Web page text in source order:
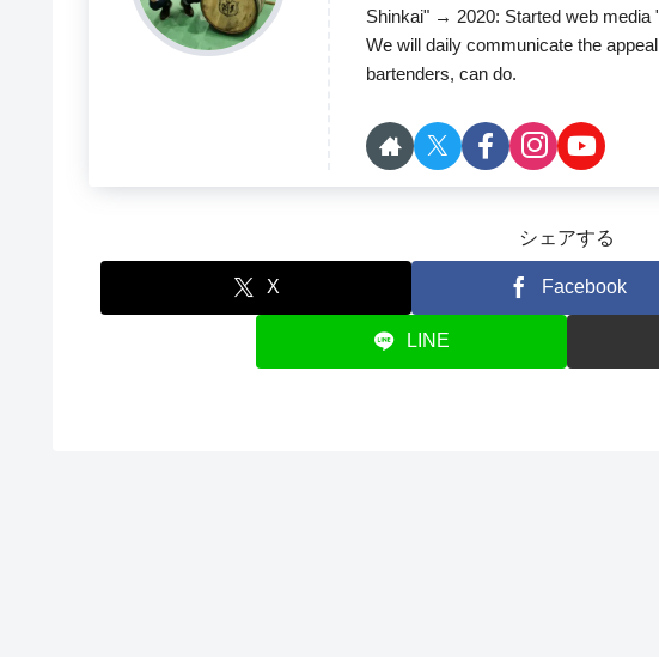
Shinkai" → 2020: Started web media
We will daily communicate the
bartenders, can do.
シェアする
X Facebook
LINE